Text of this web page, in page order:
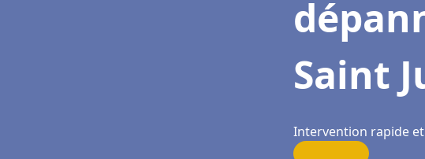
Saint
Intervention rapide et